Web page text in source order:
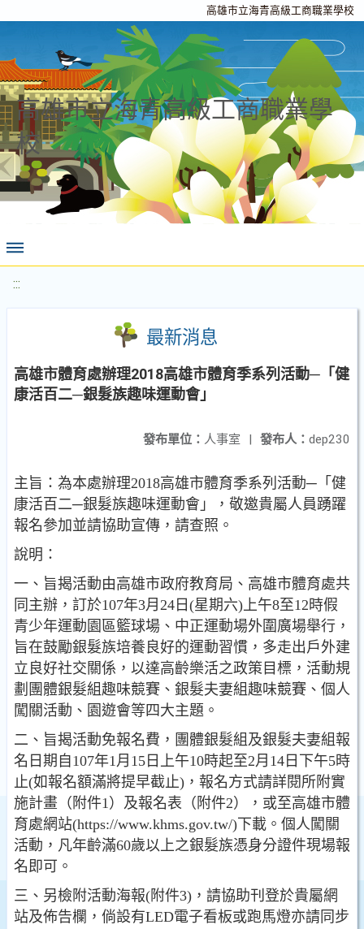
高雄市立海青高級工商職業學校
高雄市立海青高級工商職業學
校
:::
最新消息
高雄市體育處辦理2018高雄市體育季系列活動─「健
康活百二─銀髮族趣味運動會」
發布人： dep230
發布單位： 人事室 |
主旨：為本處辦理2018高雄市體育季系列活動─「健
康活百二─銀髮族趣味運動會」，敬邀貴屬人員踴躍
報名參加並請協助宣傳，請查照。
說明：
一、旨揭活動由高雄市政府教育局、高雄市體育處共
同主辦，訂於107年3月24日(星期六)上午8至12時假
青少年運動園區籃球場、中正運動場外圍廣場舉行，
旨在鼓勵銀髮族培養良好的運動習慣，多走出戶外建
立良好社交關係，以達高齡樂活之政策目標，活動規
劃團體銀髮組趣味競賽、銀髮夫妻組趣味競賽、個人
闖關活動、園遊會等四大主題。
二、旨揭活動免報名費，團體銀髮組及銀髮夫妻組報
名日期自107年1月15日上午10時起至2月14日下午5時
止(如報名額滿將提早截止)，報名方式請詳閱所附實
施計畫（附件1）及報名表（附件2），或至高雄市體
育處網站(https://www.khms.gov.tw/)下載。個人闖關
活動，凡年齡滿60歲以上之銀髮族憑身分證件現場報
名即可。
三、另檢附活動海報(附件3)，請協助刊登於貴屬網
站及佈告欄，倘設有LED電子看板或跑馬燈亦請同步